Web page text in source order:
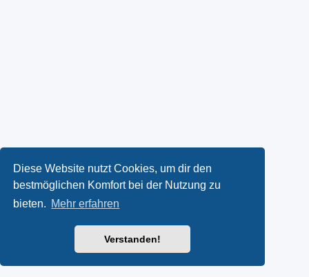
Diese Website nutzt Cookies, um dir den
bestmöglichen Komfort bei der Nutzung zu
bieten. Mehr erfahren
Verstanden!